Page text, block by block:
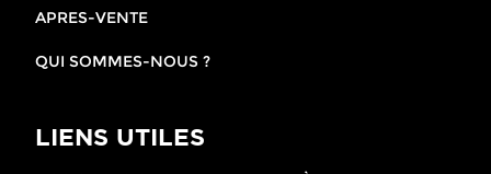
APRES-VENTE
QUI SOMMES-NOUS ?
LIENS UTILES